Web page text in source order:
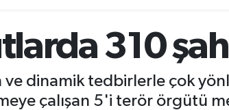
310
dinamik tedbirlerle çok
çalışan 5'i terör örgütü